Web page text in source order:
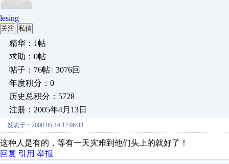
lesing
关注 私信
精华：1帖
求助：0帖
帖子：76帖 | 3076回
年度积分：0
历史总积分：5728
注册：2005年4月13日
发表于：2008-05-16 17:06:33
这种人是有的，等有一天灾难到他们头上的就好了！
回复 引用 举报